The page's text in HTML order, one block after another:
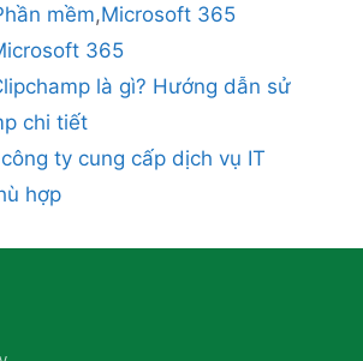
mềm,Microsoft 365
365
là gì? Hướng dẫn sử
chi tiết
ty cung cấp dịch vụ IT
hợp